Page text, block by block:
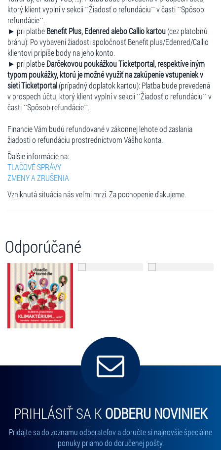
ktorý klient vyplní v sekcii ``Žiadosť o refundáciu`` v časti ``Spôsob
refundácie``.
► pri platbeBenefit Plus, Edenred alebo Callio kartou(cez platobnú
bránu): Po vybavení žiadosti spoločnosť Benefit plus/Edenred/Callio
klientovi pripíše body na jeho konto.
► pri platbeDarčekovou poukážkou Ticketportal, respektíve iným
typom poukážky, ktorú je možné využiť na zakúpenie vstupeniek v
sieti Ticketportal(prípadný doplatok kartou): Platba bude prevedená
v prospech účtu, ktorý klient vyplní v sekcii ``Žiadosť o refundáciu`` v
časti ``Spôsob refundácie``.
Financie Vám budú refundované v zákonnej lehote od zaslania
žiadosti o refundáciu prostredníctvom Vášho konta.
Ďalšie informácie na:
TLAČOVÉ SPRÁVY
ZMENY A ZRUŠENIA
Vzniknutá situácia nás veľmi mrzí. Za pochopenie ďakujeme.
Odporúčané
PRIHLÁSIŤ SA K ODBERU NOVINIEK
Pridajte sa do zoznamu odberateľov a doručte si najnovšie špeciálne
ponuky priamo do doručenej pošty.